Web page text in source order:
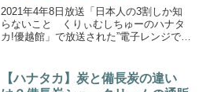
2021年4年8日放送「日本人の3割しか知
らないこと くりぃむしちゅーのハナタ
カ!優越館」で放送された”電子レンジで作
軍団が教えるハナタカの中で紹介された
電子レンジだ...
【ハナタカ】炭と備長炭の違い